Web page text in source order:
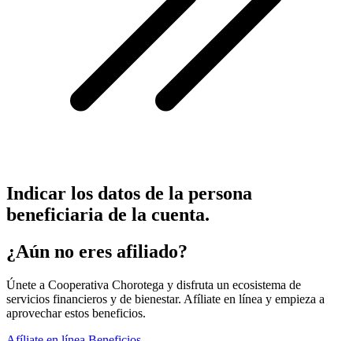
Indicar los datos de la persona
beneficiaria de la cuenta.
¿Aún no eres afiliado?
Únete a Cooperativa Chorotega y disfruta un ecosistema de
servicios financieros y de bienestar. Afíliate en línea y empieza a
aprovechar estos beneficios.